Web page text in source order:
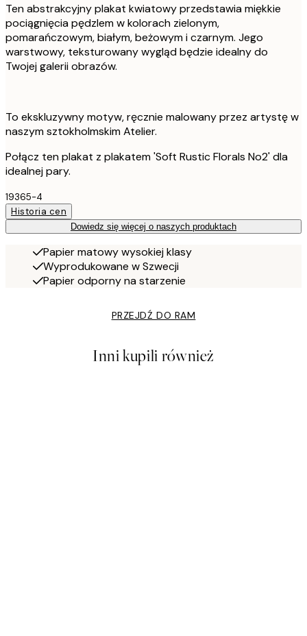
Ten abstrakcyjny plakat kwiatowy przedstawia miękkie
pociągnięcia pędzlem w kolorach zielonym,
pomarańczowym, białym, beżowym i czarnym. Jego
warstwowy, teksturowany wygląd będzie idealny do
Twojej galerii obrazów.
To ekskluzywny motyw, ręcznie malowany przez artystę w
naszym sztokholmskim Atelier.
Połącz ten plakat z plakatem 'Soft Rustic Florals No2' dla
idealnej pary.
19365-4
Historia cen
Dowiedz się więcej o naszych produktach
Papier matowy wysokiej klasy
Wyprodukowane w Szwecji
Papier odporny na starzenie
PRZEJDŹ DO RAM
Inni kupili również